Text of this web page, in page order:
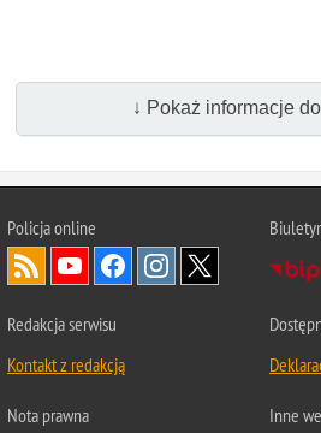
↓ Pokaż informacje
Policjaonline
Redakcja serwisu
Kontakt z redakcją
Nota prawna Inne